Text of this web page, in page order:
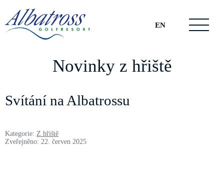
EN
Novinky z hřiště
Svítání na Albatrossu
Kategorie: Z hřiště
Zveřejněno: 22. červen 2025